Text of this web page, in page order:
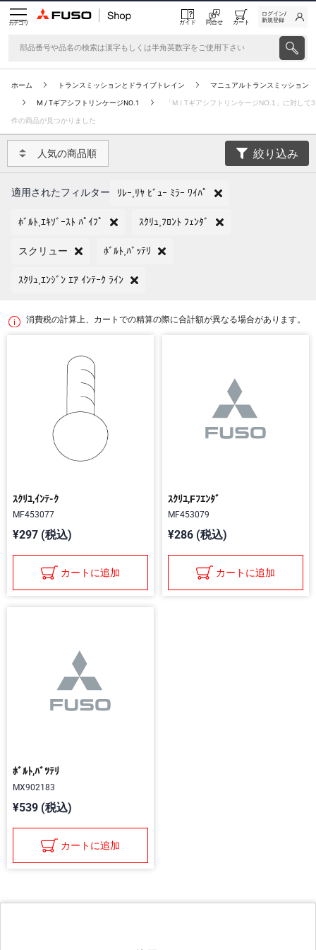
カテゴリ ガイド 問合せ カート
ログイン/
新規登録
ホーム トランスミッションとドライブトレイン マニュアルトランスミッション
M / TギアシフトリンケージNO.1 「M / TギアシフトリンケージNO.1」に対して3
件の商品が見つかりました
人気の商品順 絞り込み
適用されたフィルター ﾘﾚｰ,ﾘﾔ ﾋﾞｭｰ ﾐﾗｰ ﾜｲﾊﾟ
ﾎﾞﾙﾄ,ｴｷｿﾞｰｽﾄ ﾊﾟｲﾌﾟ ｽｸﾘｭ,ﾌﾛﾝﾄ ﾌｪﾝﾀﾞ
スクリュー ﾎﾞﾙﾄ,ﾊﾞｯﾃﾘ
ｽｸﾘｭ,ｴﾝｼﾞﾝ ｴｱ ｲﾝﾃｰｸ ﾗｲﾝ
消費税の計算上、カートでの精算の際に合計額が異なる場合があります。
ｽｸﾘﾕ,ｲﾝﾃ-ｸ
MF453077
¥297 (税込)
カートに追加
ｽｸﾘﾕ,Fﾌｴﾝﾀﾞ
MF453079
¥286 (税込)
カートに追加
ﾎﾞﾙﾄ,ﾊﾞﾂﾃﾘ
MX902183
¥539 (税込)
カートに追加